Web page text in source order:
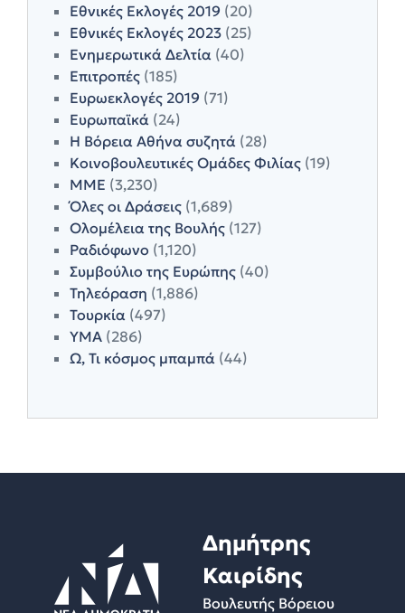
Εθνικές Εκλογές 2019 (20)
Εθνικές Εκλογές 2023 (25)
Ενημερωτικά Δελτία (40)
Επιτροπές (185)
Ευρωεκλογές 2019 (71)
Ευρωπαϊκά (24)
Η Βόρεια Αθήνα συζητά (28)
Κοινοβουλευτικές Ομάδες Φιλίας (19)
ΜΜΕ (3,230)
Όλες οι Δράσεις (1,689)
Ολομέλεια της Βουλής (127)
Ραδιόφωνο (1,120)
Συμβούλιο της Ευρώπης (40)
Τηλεόραση (1,886)
Τουρκία (497)
ΥΜΑ (286)
Ω, Τι κόσμος μπαμπά (44)
Δημήτρης
Καιρίδης
Βουλευτής Βόρειου